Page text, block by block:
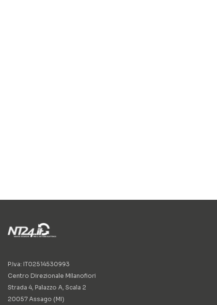
P.Iva: IT02514530993
Centro Direzionale Milanofiori
Strada 4, Palazzo A, Scala 2
20057 Assago (MI)